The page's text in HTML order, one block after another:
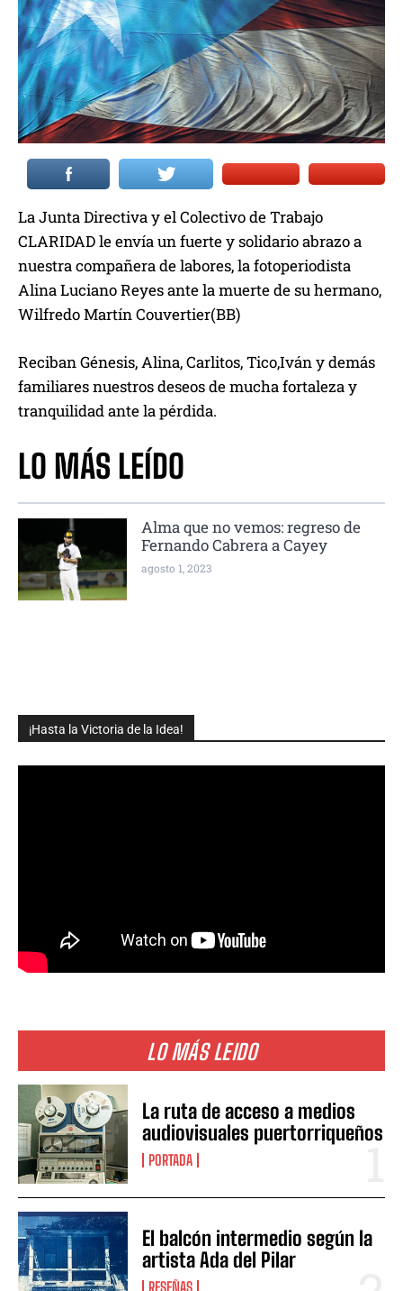
¡Hasta la Victoria de la Idea!
LO MÁS LEIDO
La ruta de acceso a medios
audiovisuales puertorriqueños
PORTADA
El balcón intermedio según la
artista Ada del Pilar
RESEÑAS
La Junta Directiva y el Colectivo de Trabajo
CLARIDAD le envía un fuerte y solidario abrazo a
nuestra compañera de labores, la fotoperiodista
Alina Luciano Reyes ante la muerte de su hermano,
Wilfredo Martín Couvertier(BB)
Reciban Génesis, Alina, Carlitos, Tico,Iván y demás
familiares nuestros deseos de mucha fortaleza y
tranquilidad ante la pérdida.
LO MÁS LEÍDO
Alma que no vemos: regreso de
Fernando Cabrera a Cayey
agosto 1, 2023